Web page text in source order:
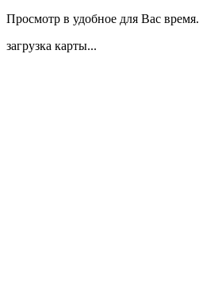
Просмотр в удобное для Вас время.
загрузка карты...